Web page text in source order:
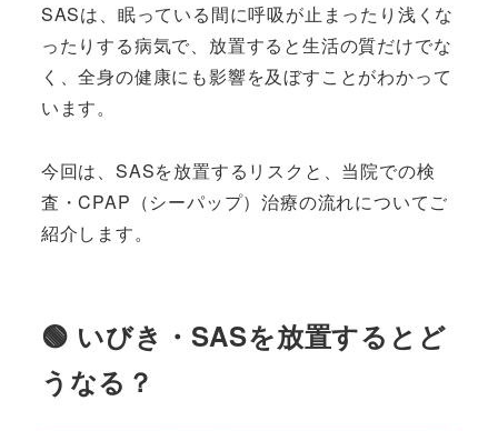
SASは、眠っている間に呼吸が止まったり浅くな
ったりする病気で、放置すると生活の質だけでな
く、全身の健康にも影響を及ぼすことがわかって
います。
今回は、SASを放置するリスクと、当院での検
査・CPAP（シーパップ）治療の流れについてご
紹介します。
🟢 いびき・SASを放置するとど
うなる？